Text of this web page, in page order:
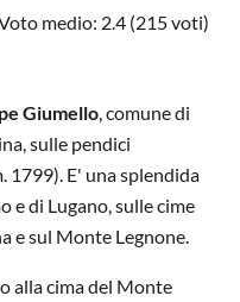
medio: 2.4 (215voti)
Giumello, comune di
sulle pendici
E' una splendida
e di Lugano, sulle cime
e sul Monte Legnone.
alla cima del Monte